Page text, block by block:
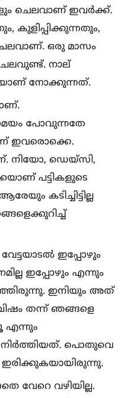
ചെലവാണ് ഇവര്‍ക്ക്.
കുളിപ്പിക്കുന്നതും,
ഒരു മാസം
നാല്
നോക്കുന്നത്.
പോവുന്നതേ
ഇവരൊക്കെ.
നിയോ, ഡെയ്‌സി,
പട്ടികളുടെ
കടിച്ചിട്ടില്ല
ഇപ്പോഴും
ഇപ്പോഴും എന്നും
ഇനിയും അത്
വിഷം തന്ന് ഞങ്ങളെ
എന്നും
പൊതുവെ
ഇരിക്കുകയായിരുന്നു.
വേറെ വഴിയില്ല.